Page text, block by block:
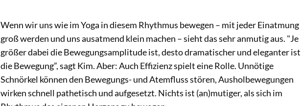
Wenn wir uns wie im Yoga in diesem Rhythmus bewegen – mit jeder Einatmung
groß werden und uns ausatmend klein machen – sieht das sehr anmutig aus. "Je
größer dabei die Bewegungsamplitude ist, desto dramatischer und eleganter ist
die Bewegung”, sagt Kim. Aber: Auch Effizienz spielt eine Rolle. Unnötige
Schnörkel können den Bewegungs- und Atemfluss stören, Ausholbewegungen
wirken schnell pathetisch und aufgesetzt. Nichts ist (an)mutiger, als sich im